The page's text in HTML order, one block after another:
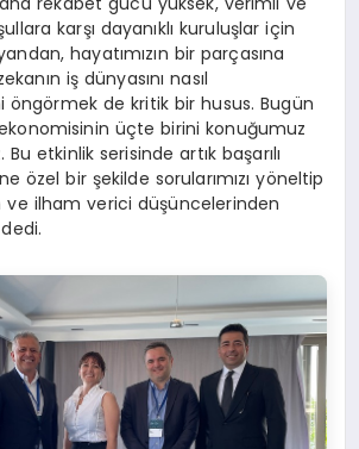
karşı dayanıklı kuruluşlar için
hayatımızın bir parçasına
iş dünyasını nasıl
öngörmek de kritik bir husus. Bugün
üçte birini konuğumuz
Bu etkinlik serisinde artık başarılı
özel bir şekilde sorularımızı yöneltip
ilham verici düşüncelerinden